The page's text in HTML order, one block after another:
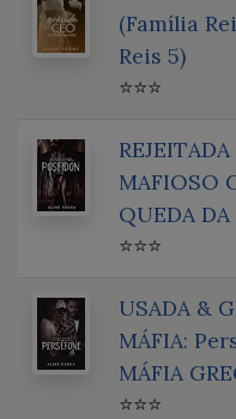
(Família
Reis 5)
⭐⭐⭐
MAFIOSO
QUEDA
⭐⭐⭐
USADA &
MÁFIA:
MÁFIA
⭐⭐⭐